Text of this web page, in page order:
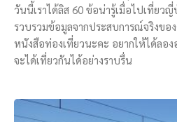
วันนี้เราได้ลิส 60 ข้อน่ารู้เมื่อไปเที่ยว
รวบรวมข้อมูลจากประสบการณ์จริงขอ
หนังสือท่องเที่ยวนะคะ อยากให้ได้ล
จะได้เที่ยวกันได้อย่างราบรื่น